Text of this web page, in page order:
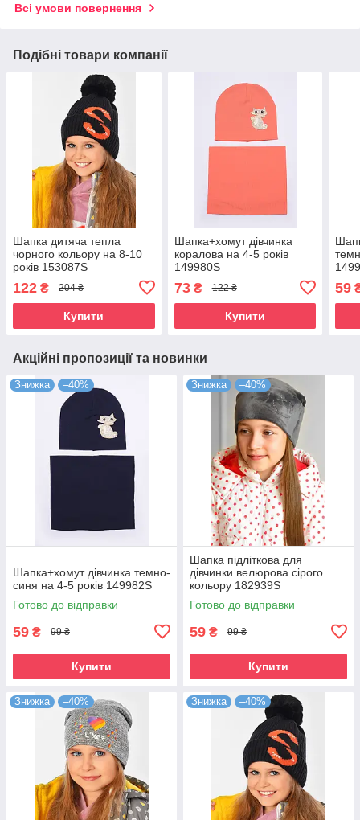
Всі умови повернення
Подібні товари компанії
Шапка дитяча тепла
чорного кольору на 8-10
років 153087S
122 ₴ 204 ₴
Купити
Шапка+хомут дівчинка
коралова на 4-5 років
149980S
73₴ 122 ₴
Купити
59
Акційні пропозиції та новинки
Знижка –40%
Шапка+хомут дівчинка темно-
синя на 4-5 років 149982S
Готово до відправки
59 ₴ 99 ₴
Купити
Знижка –40%
Шапка підліткова для
дівчинки велюрова сірого
кольору 182939S
Готово до відправки
59 ₴ 99 ₴
Купити
Знижка –40% Знижка –40%